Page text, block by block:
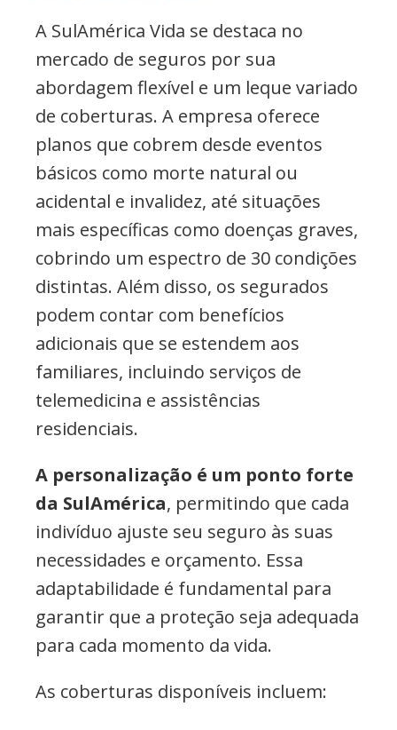
A SulAmérica Vida se destaca no
mercado de seguros por sua
abordagem flexível e um leque variado
de coberturas. A empresa oferece
planos que cobrem desde eventos
básicos como morte natural ou
acidental e invalidez, até situações
mais específicas como doenças graves,
cobrindo um espectro de 30 condições
distintas. Além disso, os segurados
podem contar com benefícios
adicionais que se estendem aos
familiares, incluindo serviços de
telemedicina e assistências
residenciais.
A personalização é um ponto forte
da SulAmérica, permitindo que cada
indivíduo ajuste seu seguro às suas
necessidades e orçamento. Essa
adaptabilidade é fundamental para
garantir que a proteção seja adequada
para cada momento da vida.
As coberturas disponíveis incluem: